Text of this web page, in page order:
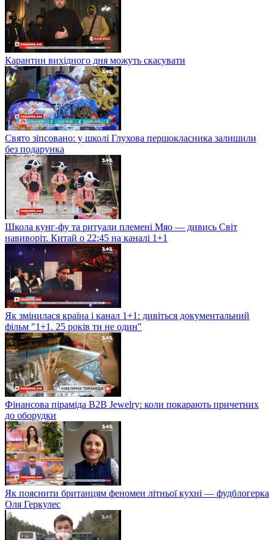
Карантин вихідного дня можуть скасувати
Свято зіпсовано: у школі Глухова першокласника залишили
без подарунка
Школа кунг-фу та ритуали племені Мяо — дивись Світ
навиворіт. Китай о 22:45 на каналі 1+1
Як змінилася країна і канал 1+1: дивіться документальний
фільм "1+1. 25 років ти не один"
Фінансова піраміда B2B Jewelry: коли покарають причетних
до оборудки
Як пояснити британцям феномен літньої кухні — фудблогерка
Оля Геркулес